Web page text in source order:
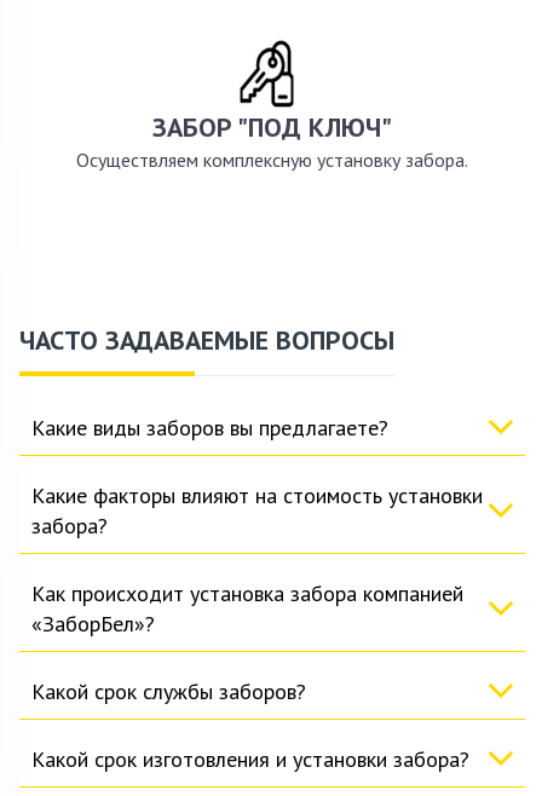
ЗАБОР "ПОД КЛЮЧ"
Осуществляем комплексную установку забора.
ЧАСТО ЗАДАВАЕМЫЕ ВОПРОСЫ
Какие виды заборов вы предлагаете?
Какие факторы влияют на стоимость установки
забора?
Как происходит установка забора компанией
«ЗаборБел»?
Какой срок службы заборов?
Какой срок изготовления и установки забора?